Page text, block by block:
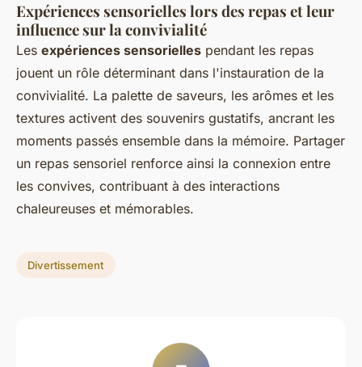
Expériences sensorielles lors des repas et leur
influence sur la convivialité
Les expériences sensorielles pendant les repas
jouent un rôle déterminant dans l'instauration de la
convivialité. La palette de saveurs, les arômes et les
textures activent des souvenirs gustatifs, ancrant les
moments passés ensemble dans la mémoire. Partager
un repas sensoriel renforce ainsi la connexion entre
les convives, contribuant à des interactions
chaleureuses et mémorables.
Divertissement